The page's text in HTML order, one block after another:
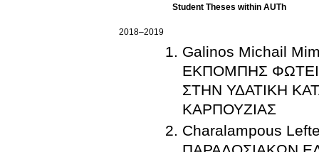
Student Theses within AUTh
2018–2019
Galinos Michail
ΕΚΠΟΜΠΗΣ
ΣΤΗΝ ΥΔΑΤΙΚΗ
ΚΑΡΠΟΥΖΙΑΣ
Charalampous